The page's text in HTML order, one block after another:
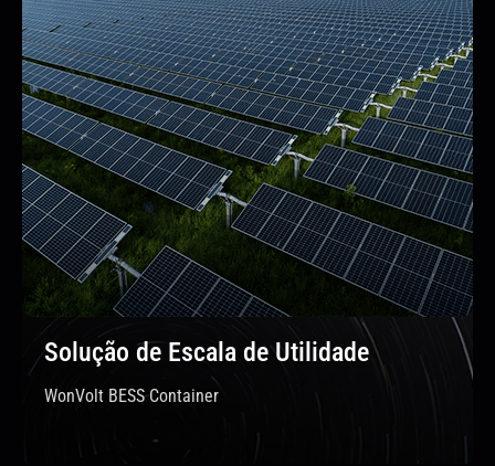
Solução de Escala de Utilidade
WonVolt BESS Container